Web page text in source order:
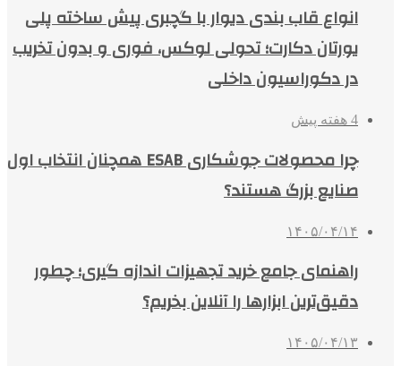
انواع قاب بندی دیوار با گچبری پیش ساخته پلی
یورتان دکارت؛ تحولی لوکس، فوری و بدون تخریب
در دکوراسیون داخلی
4 هفته پیش
چرا محصولات جوشکاری ESAB همچنان انتخاب اول
صنایع بزرگ هستند؟
۱۴۰۵/۰۴/۱۴
راهنمای جامع خرید تجهیزات اندازه گیری؛ چطور
دقیق‌ترین ابزارها را آنلاین بخریم؟
۱۴۰۵/۰۴/۱۳